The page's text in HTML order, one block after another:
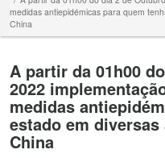
medidas antiepidémicas para quem
China
A partir da 01h00
2022
medidas
estado em
China